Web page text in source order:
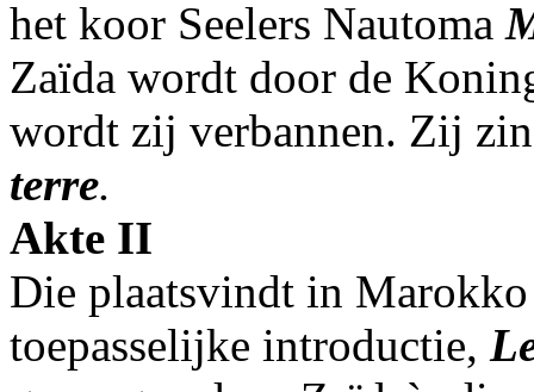
het koor Seelers Nautoma
Zaïda wordt door de
wordt zij verbannen. Zij
terre.
Akte II
Die plaatsvindt in
toepasselijke introductie,